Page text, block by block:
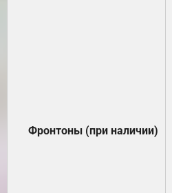
Фронтоны (при наличии)